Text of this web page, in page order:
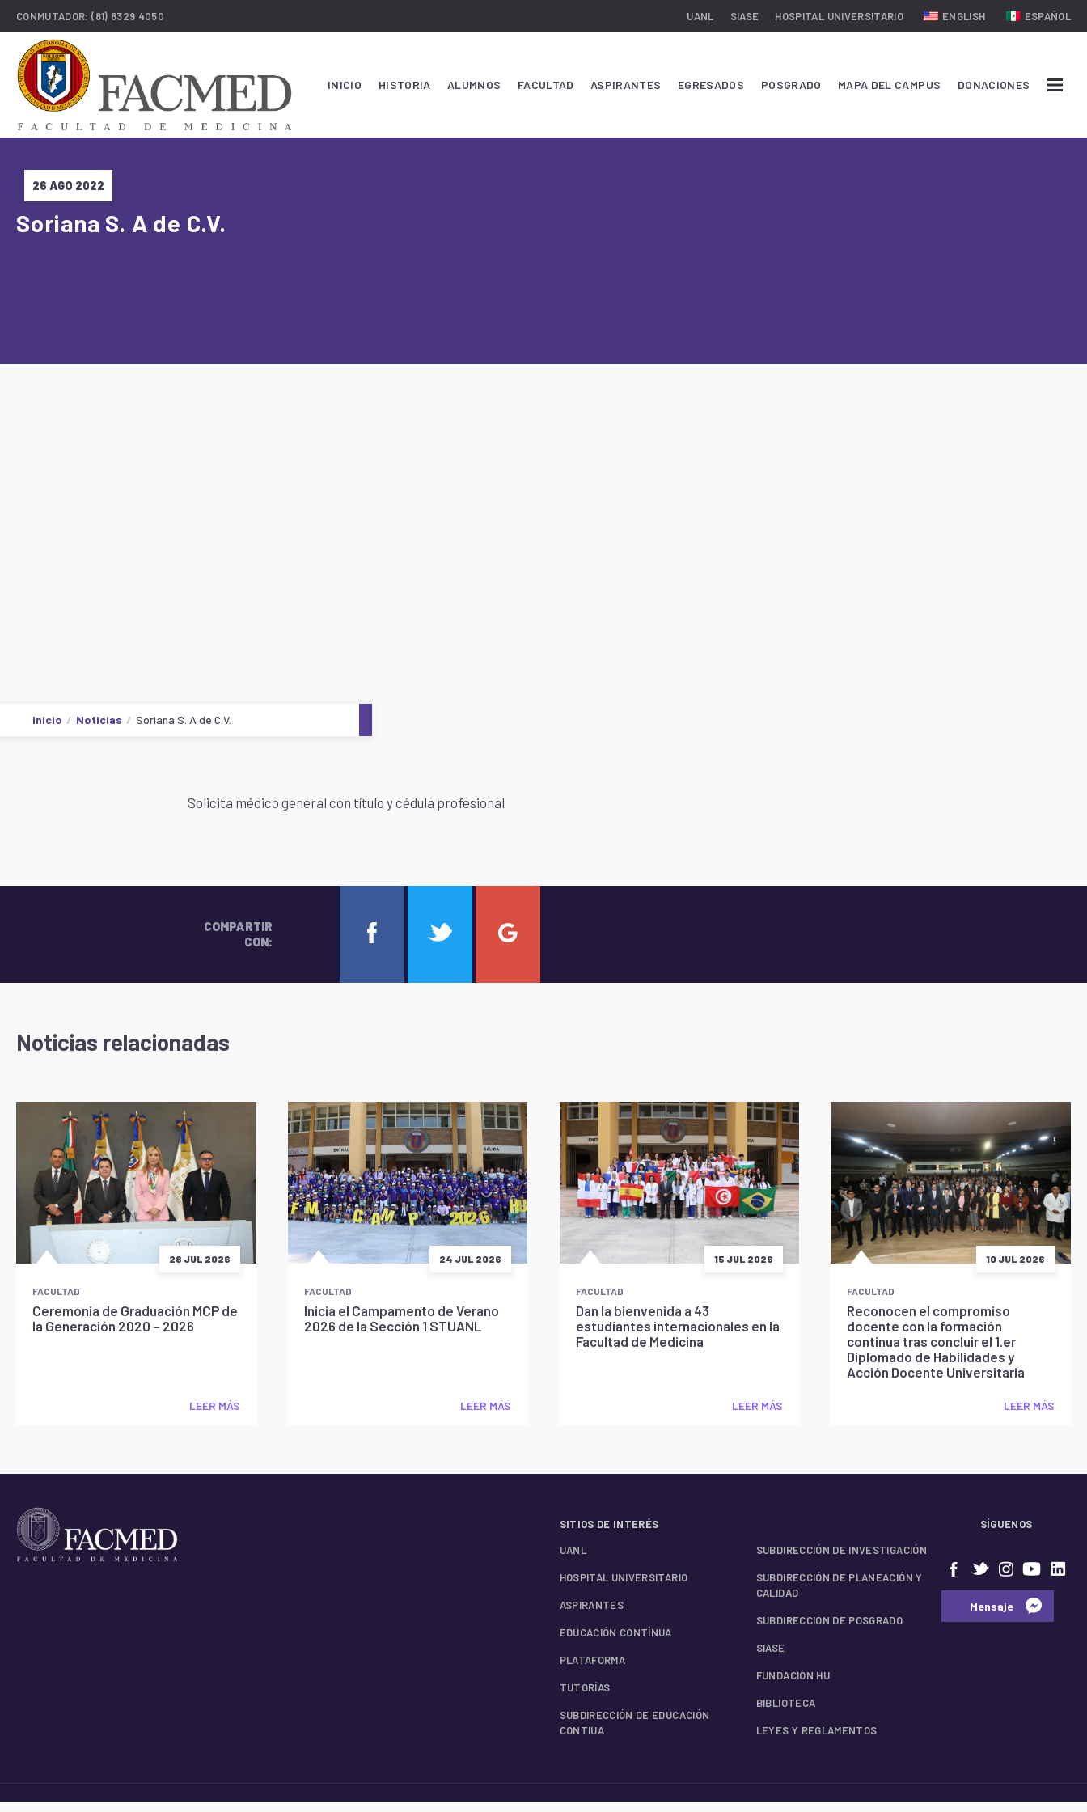
CONMUTADOR:(81) 8329 4050 UANL SIASE HOSPITAL UNIVERSITARIO ENGLISH ESPAÑOL
INICIO HISTORIA ALUMNOS FACULTAD ASPIRANTES EGRESADOS POSGRADO MAPA DEL CAMPUS DONACIONES
26 AGO 2022
Soriana S. A de C.V.
Inicio Noticias Soriana S. A de C.V.
Solicita médico general con título y cédula profesional
COMPARTIR
CON:
Noticias relacionadas
28 JUL 2026
FACULTAD
Ceremonia de Graduación MCP de
la Generación 2020 – 2026
LEER MÁS
24 JUL 2026
FACULTAD
Inicia el Campamento de Verano
2026 de la Sección 1 STUANL
LEER MÁS
15 JUL 2026
FACULTAD
Dan la bienvenida a 43
estudiantes internacionales en la
Facultad de Medicina
LEER MÁS
10 JUL 2026
FACULTAD
Reconocen el compromiso
docente con la formación
continua tras concluir el 1.er
Diplomado de Habilidades y
Acción Docente Universitaria
LEER MÁS
SITIOS DE INTERÉS
UANL
HOSPITAL UNIVERSITARIO
ASPIRANTES
EDUCACIÓN CONTÍNUA
PLATAFORMA
TUTORÍAS
SUBDIRECCIÓN DE EDUCACIÓN
CONTIUA
SUBDIRECCIÓN DE INVESTIGACIÓN
SUBDIRECCIÓN DE PLANEACIÓN Y
CALIDAD
SUBDIRECCIÓN DE POSGRADO
SIASE
FUNDACIÓN HU
BIBLIOTECA
LEYES Y REGLAMENTOS
SÍGUENOS
⠀⠀Mensaje⠀